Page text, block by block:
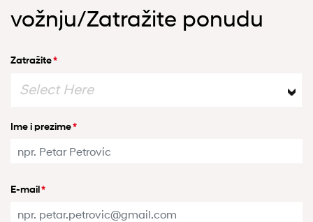
vožnju/Zatražite ponudu
Zatražite*
Select Here
Ime i prezime*
E-mail*